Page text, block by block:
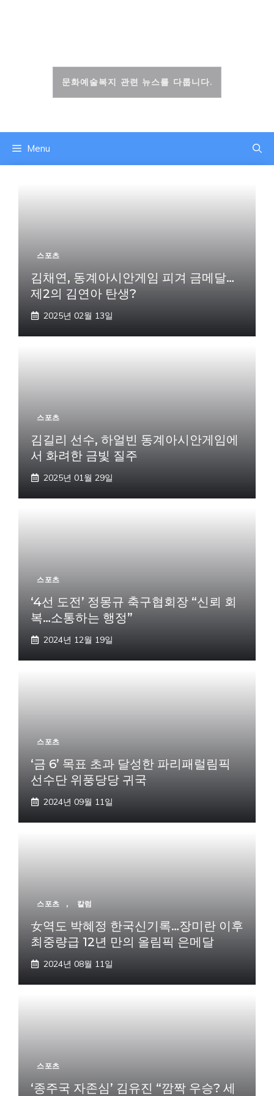
문화예술복지 관련 뉴스를 다룹니다.
Menu
스포츠
김채연, 동계아시안게임 피겨 금메달…
제2의 김연아 탄생?
2025년 02월 13일
스포츠
김길리 선수, 하얼빈 동계아시안게임에
서 화려한 금빛 질주
2025년 01월 29일
스포츠
‘4선 도전’ 정몽규 축구협회장 “신뢰 회
복…소통하는 행정”
2024년 12월 19일
스포츠
‘금 6’ 목표 초과 달성한 파리패럴림픽
선수단 위풍당당 귀국
2024년 09월 11일
스포츠 , 칼럼
女역도 박혜정 한국신기록…장미란 이후
최중량급 12년 만의 올림픽 은메달
2024년 08월 11일
스포츠
‘종주국 자존심’ 김유진 “깜짝 우승? 세